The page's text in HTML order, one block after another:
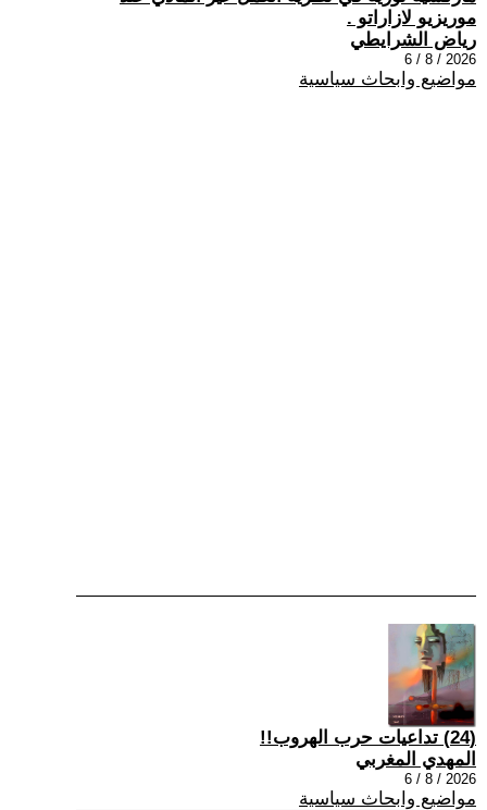
موريزيو لازاراتو .
رياض الشرايطي
2026 / 8 / 6
مواضيع وابحاث سياسية
(24) تداعيات حرب الهروب!!
المهدي المغربي
2026 / 8 / 6
مواضيع وابحاث سياسية